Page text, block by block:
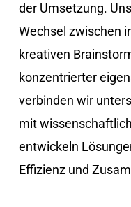
der Umsetzung.
Wechsel zwischen
kreativen
konzentrierter
verbinden wir
mit
entwickeln
Effizienz und